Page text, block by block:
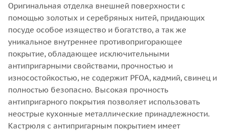
Оригинальная отделка внешней поверхности с
помощью золотых и серебряных нитей, придающих
посуде особое изящество и богатство, а так же
уникальное внутреннее противопригорающее
покрытие, обладающее исключительными
антипригарными свойствами, прочностью и
износостойкостью, не содержит PFOA, кадмий, свинец и
полностью безопасно. Высокая прочность
антипригарного покрытия позволяет использовать
неострые кухонные металлические принадлежности.
Кастрюля с антипригарным покрытием имеет